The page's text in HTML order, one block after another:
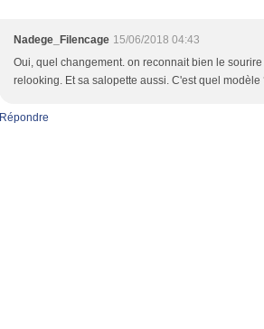
Nadege_Filencage 15/06/2018 04:43
Oui, quel changement. on reconnait bien le
relooking. Et sa salopette aussi. C'est quel modèle
Répondre